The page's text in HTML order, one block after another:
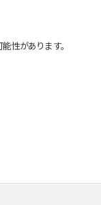
性があります。